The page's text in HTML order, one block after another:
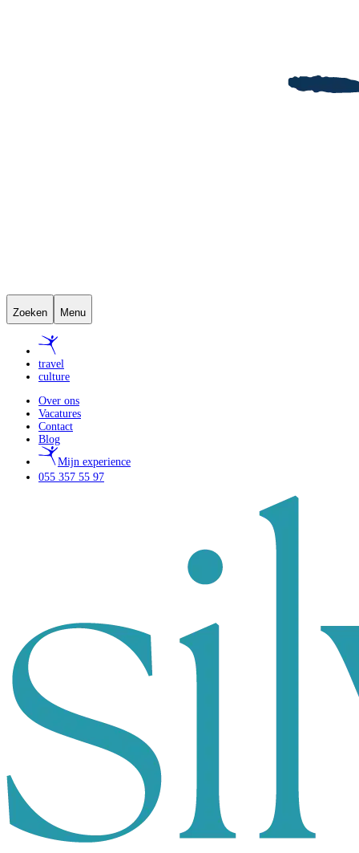
Zoeken Menu
travel
culture
Over ons
Vacatures
Contact
Blog
Mijn experience
055 357 55 97